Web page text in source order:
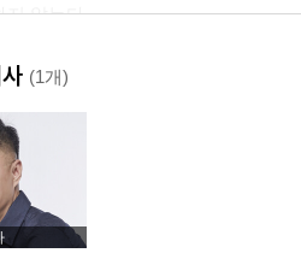
지 않는다
흘러넘친다
존중한다
호의를 이끈다
적으로 움직인다
소하게 여기지 않는다
(1개)